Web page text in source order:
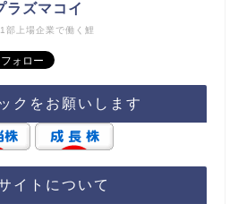
部上場企業で働く鯉
ラズマコイ
クをお願いします
イトについて